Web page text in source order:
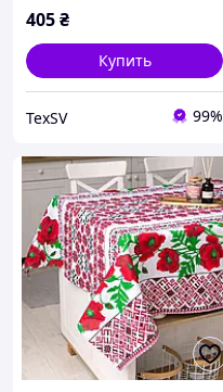
405₴
Купить
TexSV 99%